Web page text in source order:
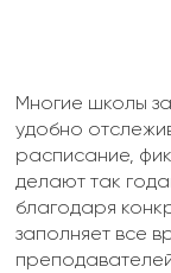
Многие школы
удобно
расписание,
делают так
благодаря
заполняет все